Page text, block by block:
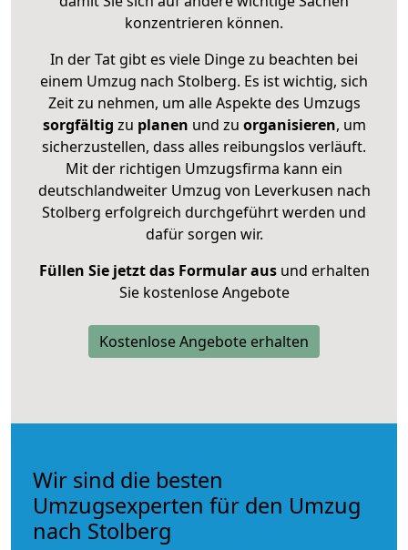
konzentrieren können.
In der Tat gibt es viele Dinge zu beachten bei
einem Umzug nach Stolberg. Es ist wichtig, sich
Zeit zu nehmen, um alle Aspekte des Umzugs
sorgfältig zu planen und zu organisieren, um
sicherzustellen, dass alles reibungslos verläuft.
Mit der richtigen Umzugsfirma kann ein
deutschlandweiter Umzug von Leverkusen nach
Stolberg erfolgreich durchgeführt werden und
dafür sorgen wir.
Füllen Sie jetzt das Formular ausund erhalten
Sie kostenlose Angebote
Kostenlose Angebote erhalten
Wir sind die besten
Umzugsexperten für den Umzug
nach Stolberg